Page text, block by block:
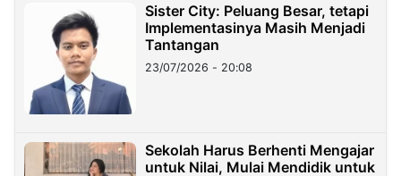
Sister City: Peluang Besar, tetapi
Implementasinya Masih Menjadi
Tantangan
23/07/2026 - 20:08
Sekolah Harus Berhenti Mengajar
untuk Nilai, Mulai Mendidik untuk